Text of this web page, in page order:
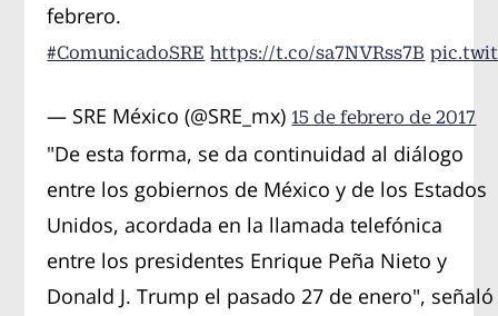
febrero.
#ComunicadoSRE https://t.co/sa7NVRss7B
— SRE México (@SRE_mx) 15 de febrero de 2017
"De esta forma, se da continuidad al diálogo
entre los gobiernos de México y de los Estados
Unidos, acordada en la llamada telefónica
entre los presidentes Enrique Peña Nieto y
Donald J. Trump el pasado 27 de enero", señaló